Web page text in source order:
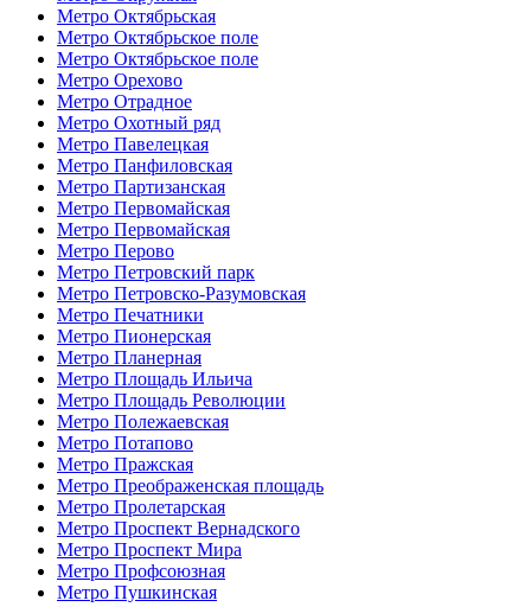
Метро Октябрьская
Метро Октябрьское поле
Метро Октябрьское поле
Метро Орехово
Метро Отрадное
Метро Охотный ряд
Метро Павелецкая
Метро Панфиловская
Метро Партизанская
Метро Первомайская
Метро Первомайская
Метро Перово
Метро Петровский парк
Метро Петровско-Разумовская
Метро Печатники
Метро Пионерская
Метро Планерная
Метро Площадь Ильича
Метро Площадь Революции
Метро Полежаевская
Метро Потапово
Метро Пражская
Метро Преображенская площадь
Метро Пролетарская
Метро Проспект Вернадского
Метро Проспект Мира
Метро Профсоюзная
Метро Пушкинская